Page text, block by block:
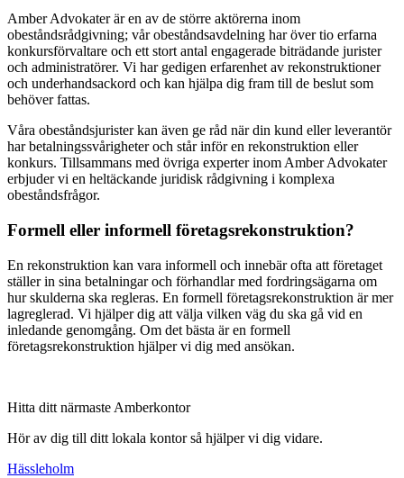
Amber Advokater är en av de större aktörerna inom
obeståndsrådgivning; vår obeståndsavdelning har över tio erfarna
konkursförvaltare och ett stort antal engagerade biträdande jurister
och administratörer. Vi har gedigen erfarenhet av rekonstruktioner
och underhandsackord och kan hjälpa dig fram till de beslut som
behöver fattas.
Våra obeståndsjurister kan även ge råd när din kund eller leverantör
har betalningssvårigheter och står inför en rekonstruktion eller
konkurs. Tillsammans med övriga experter inom Amber Advokater
erbjuder vi en heltäckande juridisk rådgivning i komplexa
obeståndsfrågor.
Formell eller informell företagsrekonstruktion?
En rekonstruktion kan vara informell och innebär ofta att företaget
ställer in sina betalningar och förhandlar med fordringsägarna om
hur skulderna ska regleras. En formell företagsrekonstruktion är mer
lagreglerad. Vi hjälper dig att välja vilken väg du ska gå vid en
inledande genomgång. Om det bästa är en formell
företagsrekonstruktion hjälper vi dig med ansökan.
Hitta ditt närmaste Amberkontor
Hör av dig till ditt lokala kontor så hjälper vi dig vidare.
Hässleholm